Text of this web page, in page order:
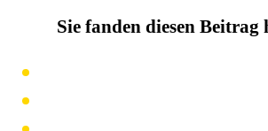
Sie fanden diesen